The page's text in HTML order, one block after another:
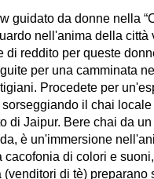
guidato da donne nella
nell'anima della città
di reddito per queste
per una camminata
Procedete per
il chai
di Jaipur. Bere chai da
è un'immersione
cacofonia di colori e
di tè) preparano